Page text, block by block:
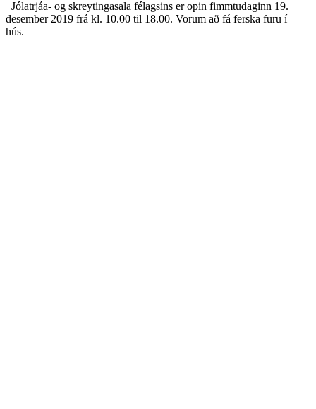
Jólatrjáa- og skreytingasala félagsins er opin fimmtudaginn 19.
desember 2019 frá kl. 10.00 til 18.00. Vorum að fá ferska furu í
hús.